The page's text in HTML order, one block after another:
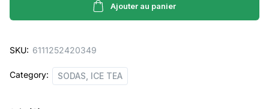
Ajouter au panier
SKU: 6111252420349
Category: SODAS, ICE TEA